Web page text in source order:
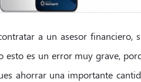
a un asesor financiero,
esto es un error muy grave,
ahorrar una importante